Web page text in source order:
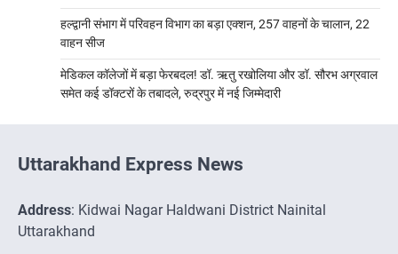
हल्द्वानी संभाग में परिवहन विभाग का बड़ा एक्शन, 257 वाहनों के चालान, 22
वाहन सीज
मेडिकल कॉलेजों में बड़ा फेरबदल! डॉ. ऋतु रखोलिया और डॉ. सौरभ अग्रवाल
समेत कई डॉक्टरों के तबादले, रुद्रपुर में नई जिम्मेदारी
Uttarakhand Express News
Address: Kidwai Nagar Haldwani District Nainital
Uttarakhand